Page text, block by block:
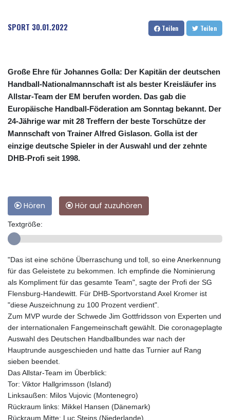
SPORT 30.01.2022 Teilen Teilen
Große Ehre für Johannes Golla: Der Kapitän der deutschen
Handball-Nationalmannschaft ist als bester Kreisläufer ins
Allstar-Team der EM berufen worden. Das gab die
Europäische Handball-Föderation am Sonntag bekannt. Der
24-Jährige war mit 28 Treffern der beste Torschütze der
Mannschaft von Trainer Alfred Gislason. Golla ist der
einzige deutsche Spieler in der Auswahl und der zehnte
DHB-Profi seit 1998.
Hören Hör auf zuzuhören
Textgröße:
"Das ist eine schöne Überraschung und toll, so eine Anerkennung
für das Geleistete zu bekommen. Ich empfinde die Nominierung
als Kompliment für das gesamte Team", sagte der Profi der SG
Flensburg-Handewitt. Für DHB-Sportvorstand Axel Kromer ist
"diese Auszeichnung zu 100 Prozent verdient".
Zum MVP wurde der Schwede Jim Gottfridsson von Experten und
der internationalen Fangemeinschaft gewählt. Die coronageplagte
Auswahl des Deutschen Handballbundes war nach der
Hauptrunde ausgeschieden und hatte das Turnier auf Rang
sieben beendet.
Das Allstar-Team im Überblick:
Tor: Viktor Hallgrimsson (Island)
Linksaußen: Milos Vujovic (Montenegro)
Rückraum links: Mikkel Hansen (Dänemark)
Rückraum Mitte: Luc Steins (Niederlande)